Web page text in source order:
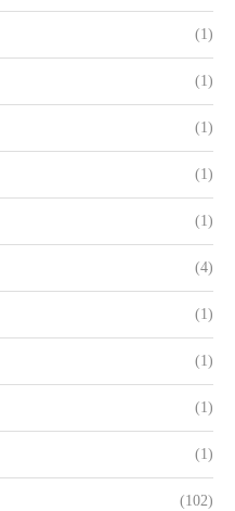
(1)
(1)
(1)
(1)
(1)
(4)
(1)
(1)
(1)
(1)
(102)